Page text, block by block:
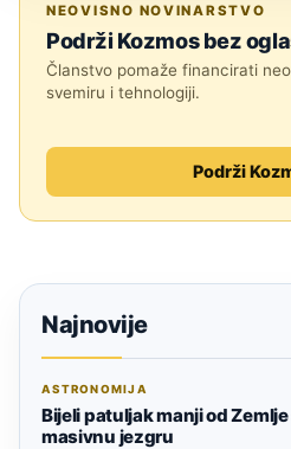
NEOVISNO NOVINARSTVO
Podrži Kozmos bez
Članstvo pomaže financirati
svemiru i tehnologiji.
Podrži
Najnovije
ASTRONOMIJA
Bijeli patuljak manji od
masivnu jezgru